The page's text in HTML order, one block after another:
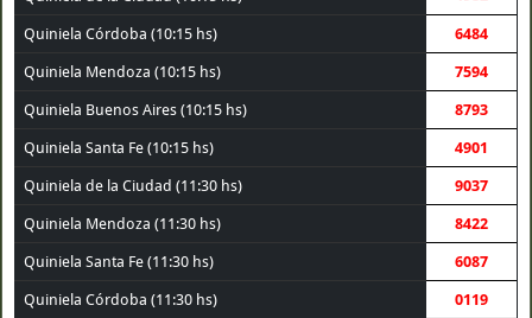
Quiniela Córdoba (10:15 hs) 6484
Quiniela Mendoza (10:15 hs) 7594
Quiniela Buenos Aires (10:15 hs) 8793
Quiniela Santa Fe (10:15 hs) 4901
Quiniela de la Ciudad (11:30 hs) 9037
Quiniela Mendoza (11:30 hs) 8422
Quiniela Santa Fe (11:30 hs) 6087
Quiniela Córdoba (11:30 hs) 0119